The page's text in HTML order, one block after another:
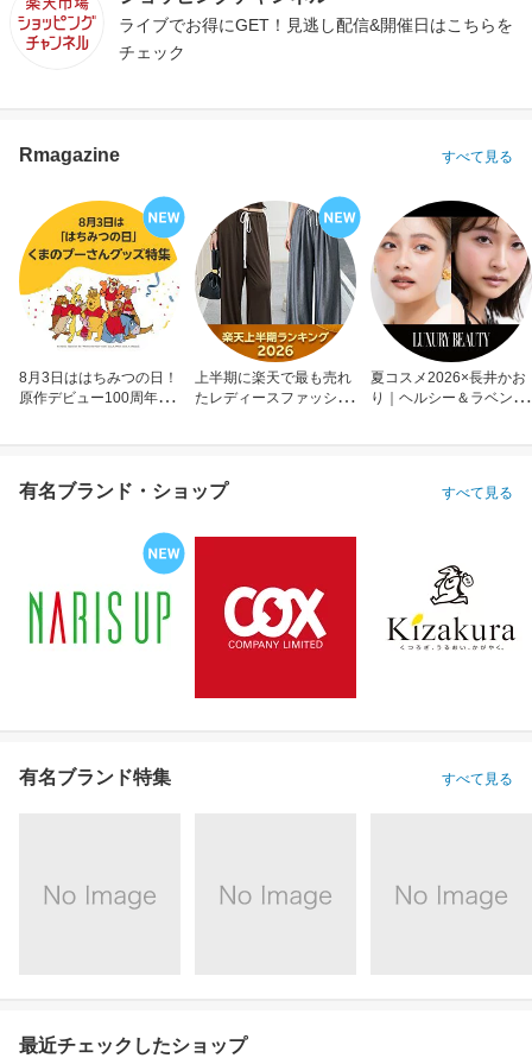
ライブでお得にGET！見逃し配信&開催日はこちらを
チェック
Rmagazine すべて見る
8月3日ははちみつの日！
原作デビュー100周年も
上半期に楽天で最も売れ
たレディースファッショ
夏コスメ2026×長井かお
り｜ヘルシー＆ラベンダ
有名ブランド・ショップ すべて見る
有名ブランド特集 すべて見る
最近チェックしたショップ